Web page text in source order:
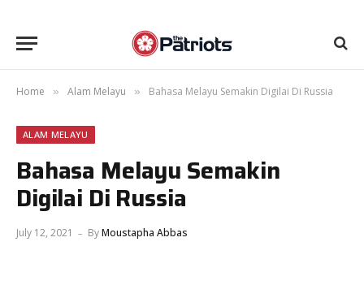
Home » Alam Melayu » Bahasa Melayu Semakin Digilai Di Russia
ALAM MELAYU
Bahasa Melayu Semakin
Digilai Di Russia
July 12, 2021 ByMoustapha Abbas